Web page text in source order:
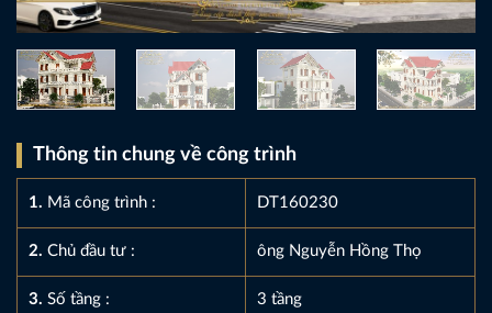
Thông tin chung về công trình
1. Mã công trình : DT160230
2. Chủ đầu tư : ông Nguyễn Hồng Thọ
3. Số tầng : 3 tầng